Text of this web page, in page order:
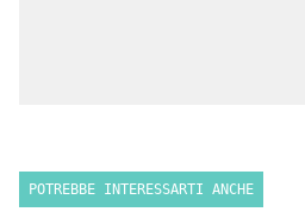
POTREBBE INTERESSARTI ANCHE